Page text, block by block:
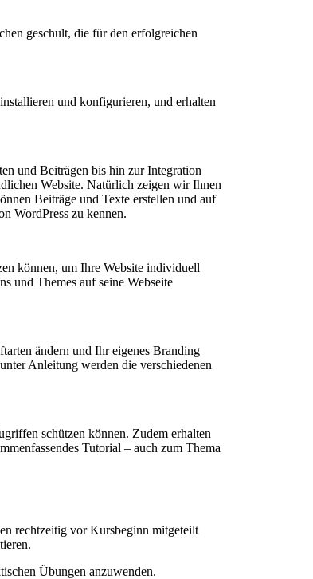
geschult, die für den erfolgreichen
und konfigurieren, und erhalten
und Beiträgen bis hin zur Integration
Website. Natürlich zeigen wir Ihnen
Beiträge und Texte erstellen und auf
WordPress zu kennen.
können, um Ihre Website individuell
und Themes auf seine Webseite
ändern und Ihr eigenes Branding
Anleitung werden die verschiedenen
schützen können. Zudem erhalten
Tutorial – auch zum Thema
rechtzeitig vor Kursbeginn mitgeteilt
Übungen anzuwenden.